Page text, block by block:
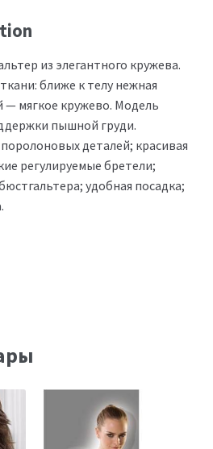
из элегантного кружева.
ближе к телу нежная
— мягкое кружево. Модель
пышной груди.
деталей; красивая
регулируемые бретели;
удобная посадка;